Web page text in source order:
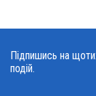
Підпишись на
подій.